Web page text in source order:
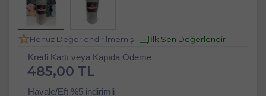
Henüz Değerlendirilmemiş İlk Sen Değerlendir
Kredi Kartı veya Kapıda Ödeme
485,00 TL
Havale/Eft %5 indirimli